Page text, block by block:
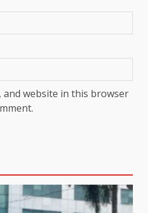
and website in this browser